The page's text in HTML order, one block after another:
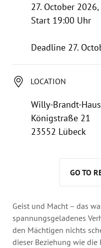
Organigram
27. October 2026,
Start 19:00 Uhr
Deadline 27.
LOCATION
Willy-Brandt-Haus
Königstraße 21
23552 Lübeck
GO TO
Geist und Macht – das
spannungsgeladenes
den Mächtigen nichts
dieser Beziehung wie die